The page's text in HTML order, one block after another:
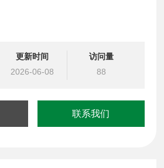
更新时间
2026-06-08
访问量
88
联系我们